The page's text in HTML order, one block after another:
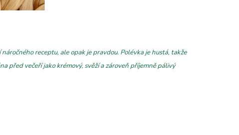
receptu, ale opak je pravdou. Polévka je hustá, takže
před večeří jako krémový, svěží a zároveň příjemně pálivý